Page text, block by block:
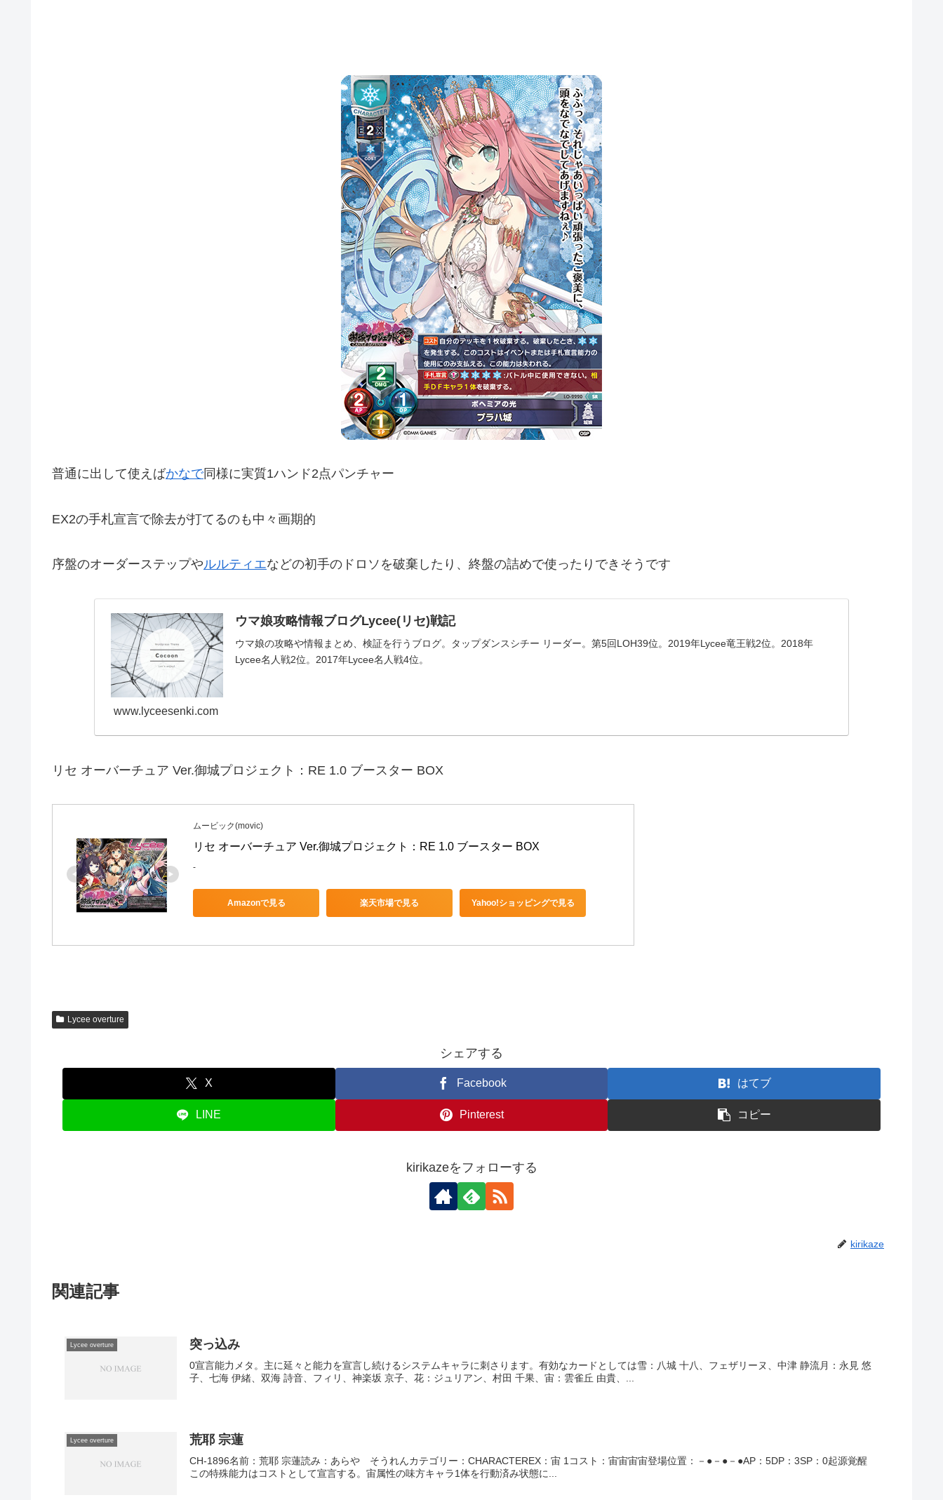
普通に出して使えばかなで同様に実質1ハンド2点パンチャー
EX2の手札宣言で除去が打てるのも中々画期的
序盤のオーダーステップやルルティエなどの初手のドロソを破棄したり、終盤の詰めで使ったりできそうです
ウマ娘攻略情報ブログLycee(リセ)戦記
ウマ娘の攻略や情報まとめ、検証を行うブログ。タップダンスシチー リーダー。第5回LOH39位。2019年Lycee竜王戦2位。2018年
Lycee名人戦2位。2017年Lycee名人戦4位。
www.lyceesenki.com
リセ オーバーチュア Ver.御城プロジェクト：RE 1.0 ブースター BOX
ムービック(movic)
リセ オーバーチュア Ver.御城プロジェクト：RE 1.0 ブースター BOX
-
Amazonで見る 楽天市場で見る Yahoo!ショッピングで見る
Lycee overture
シェアする
X Facebook はてブ
LINE Pinterest コピー
kirikazeをフォローする
kirikaze
関連記事
Lycee overture 突っ込み
0宣言能力メタ。主に延々と能力を宣言し続けるシステムキャラに刺さります。有効なカードとしては雪：八城 十八、フェザリーヌ、中津 静流月：永見 悠
子、七海 伊緒、双海 詩音、フィリ、神楽坂 京子、花：ジュリアン、村田 千果、宙：雲雀丘 由貴、...
Lycee overture 荒耶 宗蓮
CH-1896名前：荒耶 宗蓮読み：あらや そうれんカテゴリー：CHARACTEREX：宙 1コスト：宙宙宙宙登場位置：－●－●－●AP：5DP：3SP：0起源覚醒
この特殊能力はコストとして宣言する。宙属性の味方キャラ1体を行動済み状態に...